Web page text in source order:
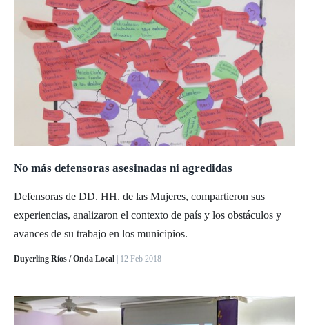
No más defensoras asesinadas ni agredidas
Defensoras de DD. HH. de las Mujeres, compartieron sus
experiencias, analizaron el contexto de país y los obstáculos y
avances de su trabajo en los municipios.
Duyerling Ríos / Onda Local | 12 Feb 2018